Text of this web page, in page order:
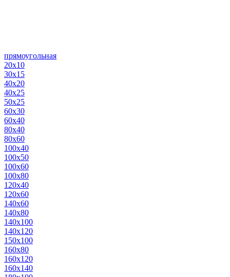
прямоугольная
20х10
30х15
40х20
40х25
50х25
60х30
60х40
80х40
80х60
100х40
100х50
100х60
100х80
120х40
120х60
140х60
140х80
140х100
140х120
150х100
160х80
160х120
160х140